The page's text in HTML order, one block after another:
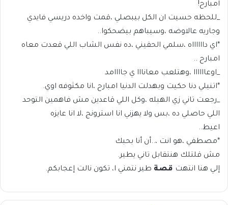
امبارح!
_للحظه حسيت ان الكل بيبصلي ،قمت واخده دريسي فايدي
وجاريه عالاوضه ،وسيباهم بيضحكوا..
*اي دااااااه ،سلمي الحقيني ،ده نفس الشاب اللي قعدت معاه
امبارح ..
_اوعاااااا ،وهتلعب معانااا ي جاااامد
*اتنيلي دنا حكيت وبهدلت الدنيا امبارح ،انا مكثوفه اوي.
_رجعت تاني زي الهبله ،وكل اللي قاعدين مش فاهمين التوحد
اللي حاصلي ده ،بس ولا يهزني انا استرونج ،لا انا عايزه
اعيط..
*مصطفي ،هو انت ،..أن أنا بحبك
مش قلتلك هنتقابل تاني يطير.
إلي هنا انتهت قصة طير نتمني ا، تكون نالت إعجابكم.